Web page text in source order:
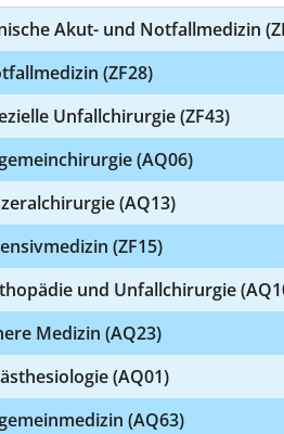
Akut- und Notfallmedizin
(ZF28)
Unfallchirurgie (ZF43)
(AQ06)
(AQ13)
(ZF15)
und Unfallchirurgie
Medizin (AQ23)
(AQ01)
(AQ63)